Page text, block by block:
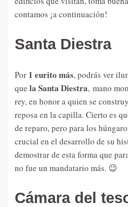
contamos ¡a continuación!
Santa Diestra
Por 1 eurito más, podrás ver
que la Santa Diestra, mano
rey, en honor a quien se
reposa en la capilla. Cierto es
de reparo, pero para los
crucial en el desarrollo de su
demostrar de esta forma que
no fue un mandatario más. 😉
Cámara del